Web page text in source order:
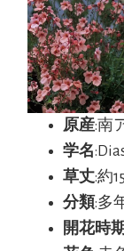
原産:南
学名
草丈:約
分類:多
開花時